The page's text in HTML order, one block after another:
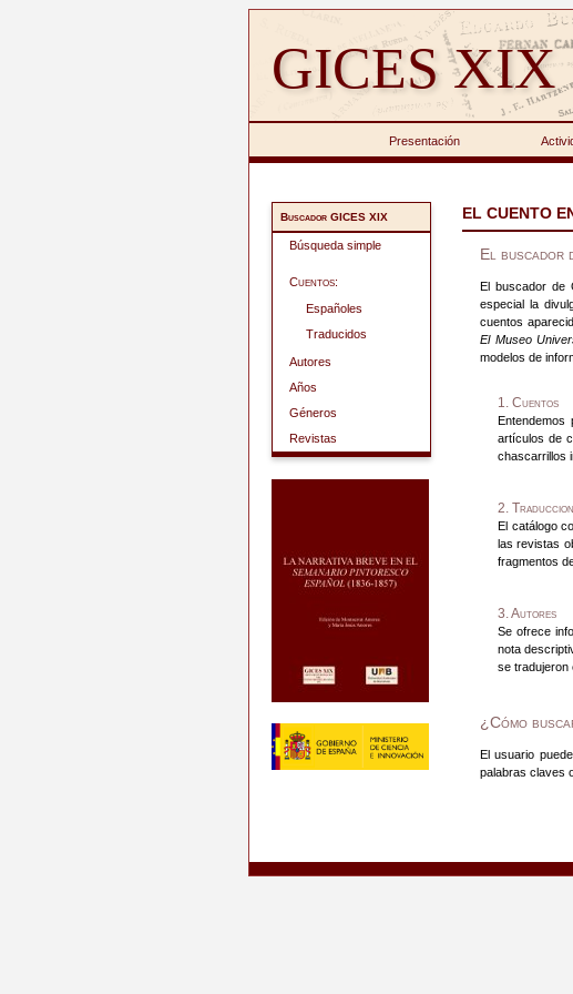
GICES XIX
Presentación
Buscador GICES XIX
Búsqueda simple
Cuentos:
Españoles
Traducidos
Autores
Años
Géneros
Revistas
EL CUENTO
El buscador
El buscador de
especial la
cuentos
El Museo
modelos de
1. Cuentos
artículos de
chascarrillos
2.
El catálogo
las revistas
fragmentos
3. Autores
Se ofrece
nota
se tradujeron
¿Cómo
El usuario
palabras claves